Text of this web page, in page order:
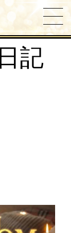
記